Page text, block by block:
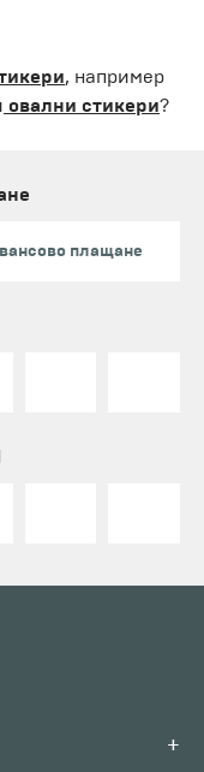
, например
овални стикери?
плащане
+